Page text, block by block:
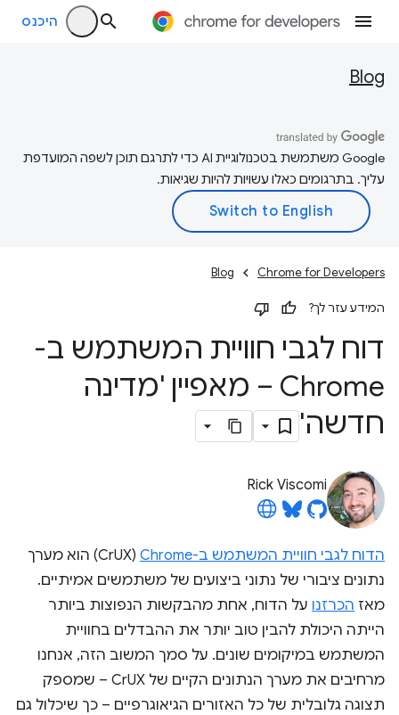
היכנס
Blog
‫Google משתמשת בטכנולוגיית AI כדי לתרגם תוכן לשפה המועדפת
עליך. בתרגומים כאלו עשויות להיות שגיאות.
Chrome for Developers
Blog
המידע עזר לך?
דוח לגבי חוויית המשתמש ב-
Chrome – מאפיין 'מדינה
חדשה'
Rick Viscomi
הדוח לגבי חוויית המשתמש ב-Chrome
‏(CrUX) הוא מערך
נתונים ציבורי של נתוני ביצועים של משתמשים אמיתיים.
מאז הכרזנו על הדוח, אחת מהבקשות הנפוצות ביותר
הייתה היכולת להבין טוב יותר את ההבדלים בחוויית
המשתמש במיקומים שונים. על סמך המשוב הזה, אנחנו
מרחיבים את מערך הנתונים הקיים של CrUX – שמספק
תצוגה גלובלית של כל האזורים הגיאוגרפיים – כך שיכלול גם